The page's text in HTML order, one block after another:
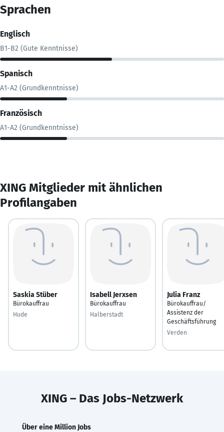
Sprachen
Englisch
B1-B2 (Gute Kenntnisse)
Spanisch
A1-A2 (Grundkenntnisse)
Französisch
A1-A2 (Grundkenntnisse)
XING Mitglieder mit ähnlichen
Profilangaben
Saskia Stüber
Bürokauffrau
Hude
Isabell Jerxsen
Bürokauffrau
Halberstadt
Julia Franz
Bürokauffrau/
Assistenz der
Geschäftsführung
Verden
XING – Das Jobs-Netzwerk
Über eine Million Jobs